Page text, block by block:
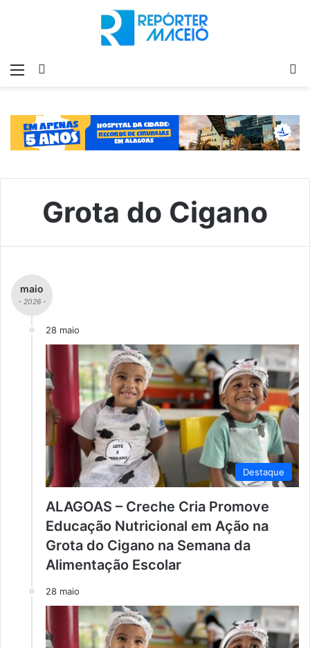
Menu
Grota do Cigano
maio
- 2026 -
28 maio
Destaque
ALAGOAS – Creche Cria Promove
Educação Nutricional em Ação na
Grota do Cigano na Semana da
Alimentação Escolar
28 maio